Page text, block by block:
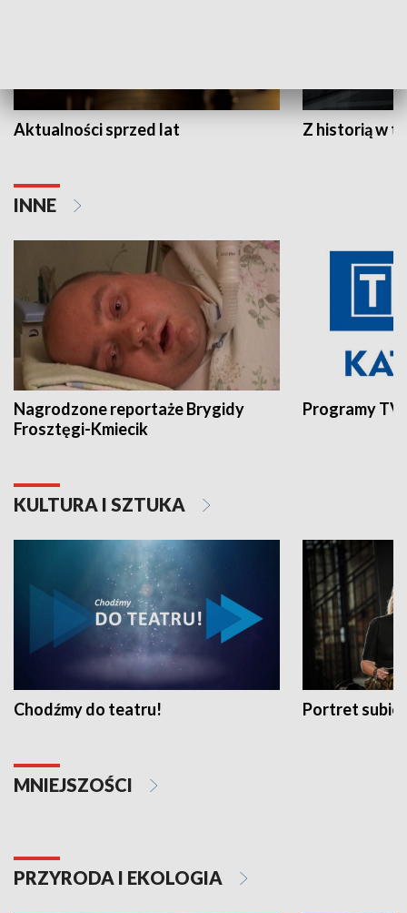
Aktualności sprzed lat Z historią w
INNE
Nagrodzone reportaże Brygidy
Frosztęgi-Kmiecik
Programy
KULTURA I SZTUKA
Chodźmy do teatru! Portret
MNIEJSZOŚCI
PRZYRODA I EKOLOGIA